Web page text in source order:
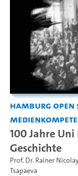
Hamburg Open
100 Jahre
Geschichte
Prof. Dr. Rainer
Tsapaeva